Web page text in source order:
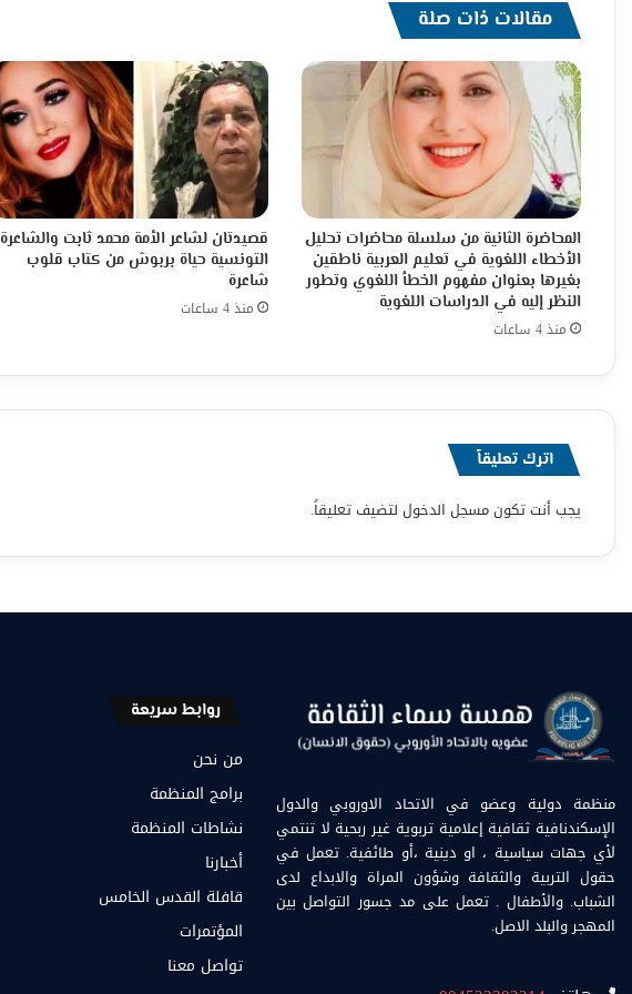
تعايش
،
تسامح
مقالات ذات صلة
المحاضرة الثانية من سلسلة محاضرات تحليل
الأخطاء اللغوية في تعليم العربية ناطقين
بغيرها بعنوان مفهوم الخطأ اللغوي وتطور
النظر إليه في الدراسات اللغوية
منذ 4 ساعات
قصيدتان لشاعر الأمة محمد ثابت والشاعرة
التونسية حياة بربوش من كتاب قلوب
شاعرة
منذ 4 ساعات
اترك تعليقاً
يجب أنت تكونمسجل الدخول لتضيف تعليقاً.
منظمة دولية وعضو في الاتحاد الاوروبي والدول
الإسكندنافية ثقافية إعلامية تربوية غير ربحية لا تنتمي
لأي جهات سياسية ، او دينية ،أو طائفية. تعمل في
حقول التربية والثقافة وشؤون المراة والابداع لدى
الشباب. والأطفال . تعمل على مد جسور التواصل بين
المهجر والبلد الاصل.
روابط سريعة
من نحن
برامج المنظمة
نشاطات المنظمة
أخبارنا
قافلة القدس الخامس
المؤتمرات
تواصل معنا